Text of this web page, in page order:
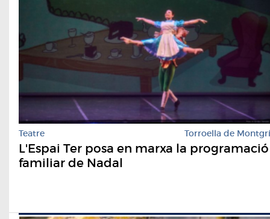
Teatre Torroella de Montgrí
L'Espai Ter posa en marxa la programació
familiar de Nadal